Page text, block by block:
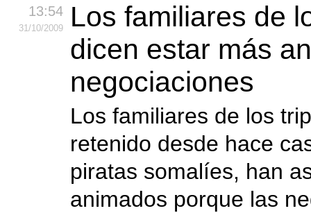
13:54
31/10/2009
Los familiares de
dicen estar más
negociaciones
Los familiares de los
retenido desde hace
piratas somalíes, han
animados porque las